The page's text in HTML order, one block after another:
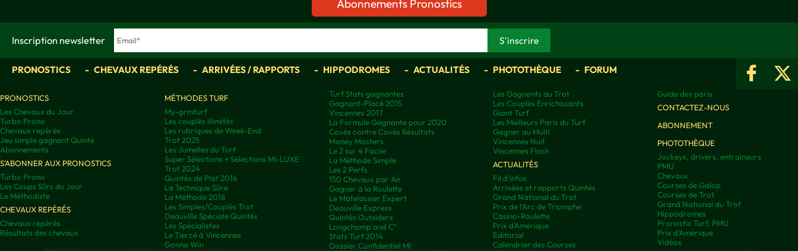
Abonnements Pronostics
Inscription newsletter
PRONOSTICS CHEVAUX REPÉRÉS ARRIVÉES / RAPPORTS HIPPODROMES ACTUALITÉS PHOTOTHÈQUE FORUM
PRONOSTICS
Les Chevaux du Jour
Turbo Prono
Chevaux repérés
Jeu simple gagnant Quinté
Abonnements
S'ABONNER AUX PRONOSTICS
Turbo Prono
Les Coups Sûrs du Jour
Le Méthodiste
CHEVAUX REPÉRÉS
Chevaux repérés
Résultats des chevaux
MÉTHODES TURF
My-grmturf
Les couplés illimités
Les rubriques de Week-End
Trot 2025
Les Jumelles du Turf
Super Sélections + Sélections MI-LUXE
Trot 2024
Quintés de Plat 2016
La Technique Sûre
La Méthode 2018
Les Simples/Couplés Trot
Deauville Spéciale Quintés
Les Spécialistes
Le Tiercé à Vincennes
Gonna Win
Turf Stats gagnantes
Gagnant-Placé 2015
Vincennes 2017
La Formule Gagnante pour 2020
Covès contre Covès Résultats
Money Masters
Le 2 sur 4 Facile
La Méthode Simple
Les 2 Perfs
150 Chevaux par An
Gagner à la Roulette
Le Matelassier Expert
Deauville Express
Quintés Outsiders
Longchamp and C°
Stats Turf 2014
Dossier Confidentiel MI
Les Gagnants au Trot
Les Couplés Enrichissants
Giant Turf
Les Meilleurs Paris du Turf
Gagner au Multi
Vincennes Nuit
Vincennes Flash
ACTUALITÉS
Fil d'infos
Arrivées et rapports Quintés
Grand National du Trot
Prix de l'Arc de Triomphe
Casino-Roulette
Prix d'Amérique
Editorial
Calendrier des Courses
Guide des paris
CONTACTEZ-NOUS
ABONNEMENT
PHOTOTHÈQUE
Jockeys, drivers, entraineurs
PMU
Chevaux
Courses de Galop
Courses de Trot
Grand National du Trot
Hippodromes
Pronostic Turf, PMU
Prix d’Amérique
Vidéos